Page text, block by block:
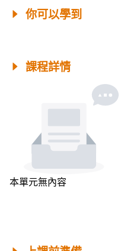
你可以學到
課程詳情
本單元無內容